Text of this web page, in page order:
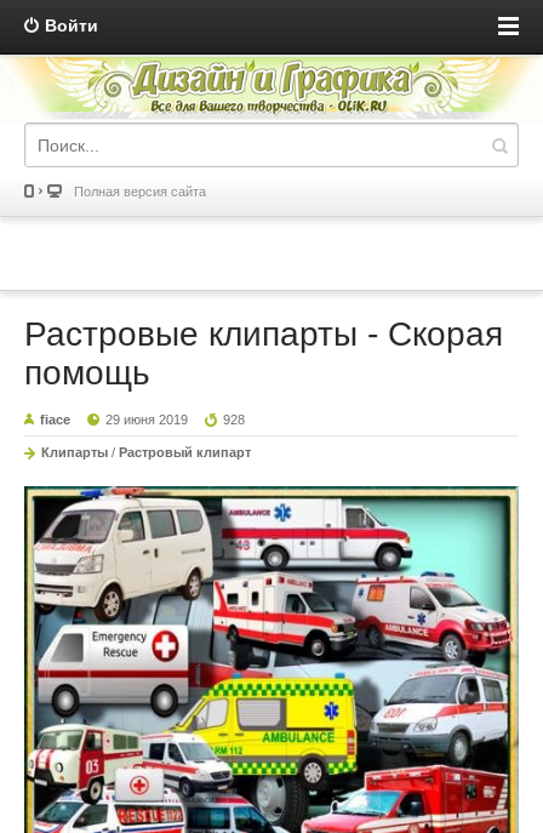
Войти
Полная версия сайта
Растровые клипарты - Скорая
помощь
fiace 29 июня 2019 928
Клипарты / Растровый клипарт